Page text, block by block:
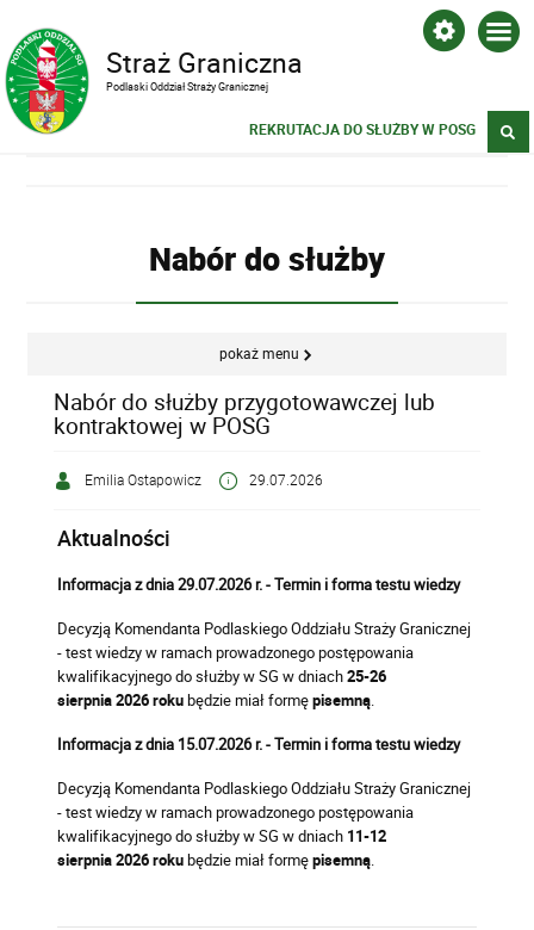
Straż Graniczna
Podlaski Oddział Straży Granicznej
REKRUTACJA DO SŁUŻBY W POSG
Nabór do służby
pokaż menu
Nabór do służby przygotowawczej lub
kontraktowej w POSG
Emilia Ostapowicz 29.07.2026
Aktualności
Informacja z dnia 29.07.2026 r. - Termin i forma testu wiedzy
Decyzją Komendanta Podlaskiego Oddziału Straży Granicznej
- test wiedzy w ramach prowadzonego postępowania
kwalifikacyjnego do służby w SG w dniach25-26
sierpnia 2026 rokubędzie miał formępisemną.
Informacja z dnia 15.07.2026 r. - Termin i forma testu wiedzy
Decyzją Komendanta Podlaskiego Oddziału Straży Granicznej
- test wiedzy w ramach prowadzonego postępowania
kwalifikacyjnego do służby w SG w dniach 11-12
sierpnia 2026 rokubędzie miał formępisemną.